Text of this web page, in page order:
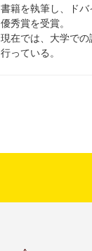
書籍を執筆し、ド
優秀賞を受賞。
現在では、大学で
行っている。